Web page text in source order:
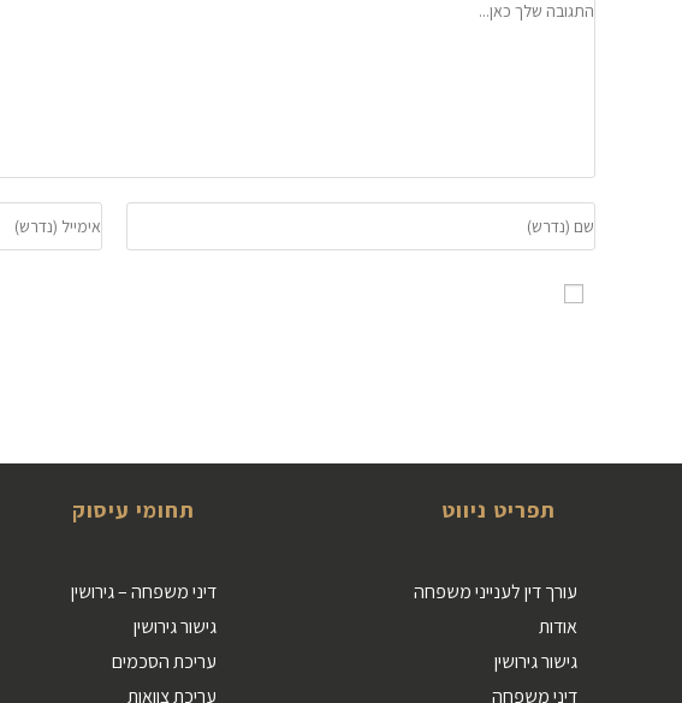
תפריט ניווט
עורך דין לענייני משפחה
אודות
גישור גירושין
דיני משפחה
תחומי עיסוק
דיני משפחה – גירושין
גישור גירושין
עריכת הסכמים
עריכת צוואות